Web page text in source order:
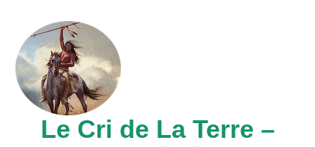
Le Cri de La Terre –